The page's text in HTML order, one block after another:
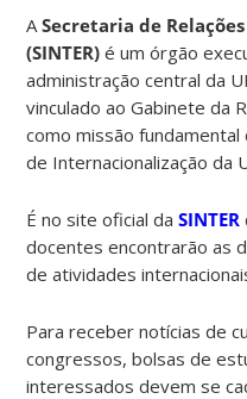
ASecretaria de
(SINTER) é um órgão
administração central da
vinculado ao Gabinete da
como missão fundamental
de Internacionalização da
É no site oficial daSINTER
docentes encontrarão as
de atividades
Para receber notícias de
congressos, bolsas de
interessados devem se